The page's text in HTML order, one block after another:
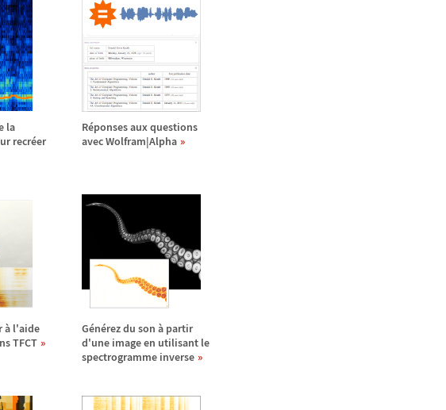
la
recréer
Réponses aux questions
avec Wolfram|Alpha
à l'aide
TFCT
Générez du son à partir
d'une image en utilisant le
spectrogramme inverse